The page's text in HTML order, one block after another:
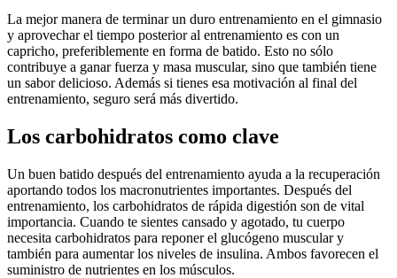
La mejor manera de terminar un duro entrenamiento en el gimnasio
y aprovechar el tiempo posterior al entrenamiento es con un
capricho, preferiblemente en forma de batido. Esto no sólo
contribuye a ganar fuerza y masa muscular, sino que también tiene
un sabor delicioso. Además si tienes esa motivación al final del
entrenamiento, seguro será más divertido.
Los carbohidratos como clave
Un buen batido después del entrenamiento ayuda a la recuperación
aportando todos los macronutrientes importantes. Después del
entrenamiento, los carbohidratos de rápida digestión son de vital
importancia. Cuando te sientes cansado y agotado, tu cuerpo
necesita carbohidratos para reponer el glucógeno muscular y
también para aumentar los niveles de insulina. Ambos favorecen el
suministro de nutrientes en los músculos.